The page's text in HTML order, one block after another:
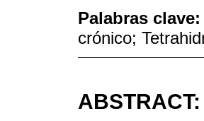
Palabras clave:
crónico;
ABSTRACT: